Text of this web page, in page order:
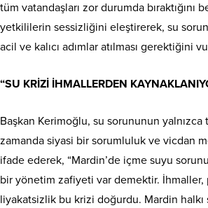
tüm vatandaşları zor durumda bıraktığını
yetkililerin sessizliğini eleştirerek, su
acil ve kalıcı adımlar atılması gerektiğini
“SU KRİZİ İHMALLERDEN
Başkan Kerimoğlu, su sorununun yalnızca
zamanda siyasi bir sorumluluk ve vicdan
ifade ederek, “Mardin’de içme suyu
bir yönetim zafiyeti var demektir. İhmaller,
liyakatsizlik bu krizi doğurdu. Mardin